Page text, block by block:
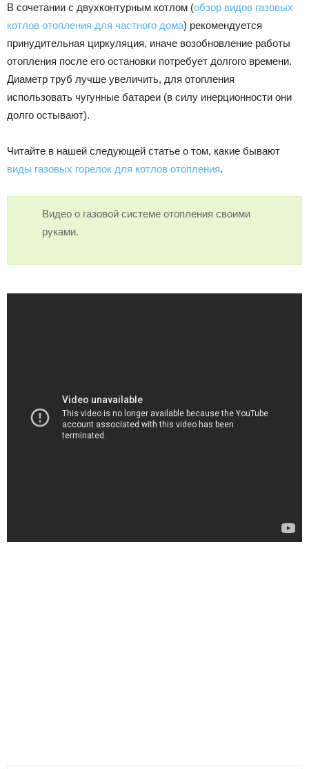
В сочетании с двухконтурным котлом (обзор видов газовых
котлов отопления для частного дома) рекомендуется
принудительная циркуляция, иначе возобновление работы
отопления после его остановки потребует долгого времени.
Диаметр труб лучше увеличить, для отопления
использовать чугунные батареи (в силу инерционности они
долго остывают).
Читайте в нашей следующей статье о том, какие бывают
виды газовых горелок для котлов отопления.
Видео о газовой системе отопления своими
руками.